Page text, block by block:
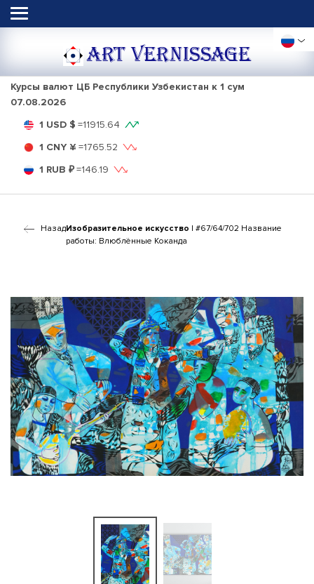
ART VERNISSAGE
Курсы валют ЦБ Республики Узбекистан к 1 сум
07.08.2026
1 USD $ =11915.64
1 CNY ¥ =1765.52
1 RUB ₽=146.19
НазадИзобразительное искусство | #67/64/702 Название
работы: Влюблённые Коканда